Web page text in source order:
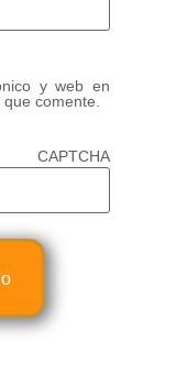
y web en
comente.
CAPTCHA